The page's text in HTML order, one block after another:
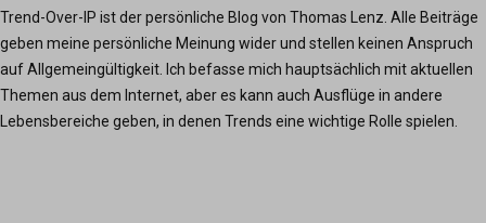
Trend-Over-IP ist der persönliche Blog von Thomas Lenz. Alle Beiträge
geben meine persönliche Meinung wider und stellen keinen Anspruch
auf Allgemeingültigkeit. Ich befasse mich hauptsächlich mit aktuellen
Themen aus dem Internet, aber es kann auch Ausflüge in andere
Lebensbereiche geben, in denen Trends eine wichtige Rolle spielen.